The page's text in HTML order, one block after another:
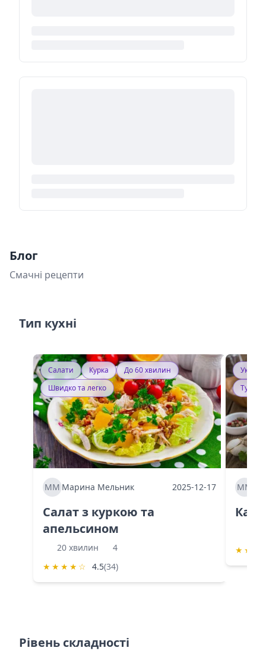
Блог
Смачні рецепти
Тип кухні
Салати Курка
До 60 хвилин
Швидко та легко
ММ Марина Мельник 2025-12-17
Салат з куркою та
апельсином
20 хвилин
4
★ ★ ★ ★ ☆ 4.5(34)
ММ
★ ★
Рівень складності